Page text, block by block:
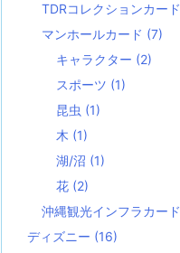
TDRコレクションカード
マンホールカード (7)
キャラクター (2)
スポーツ (1)
昆虫 (1)
木 (1)
湖/沼 (1)
花 (2)
沖縄観光インフラカード
ディズニー (16)